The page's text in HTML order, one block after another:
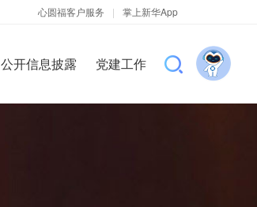
心圆福客户服务 | 掌上新华App
公开信息披露 党建工作